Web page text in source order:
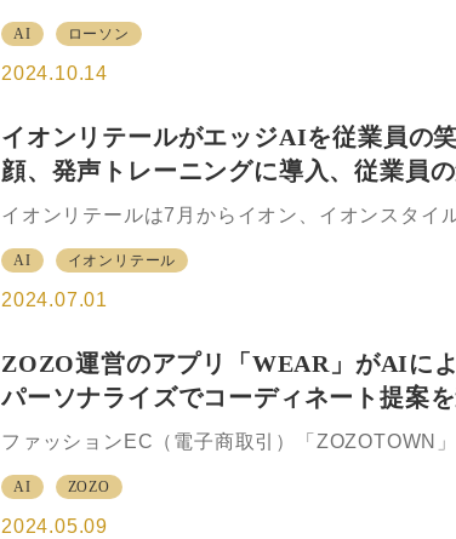
化を図る「DNP販促最適化AI」を導入する。
月からの両社共同の検証を経て効果が認められた
運用を開始する。 今回導入するシステムでは、店
辺の商圏情報（人口動態、3km圏内UU〈ユニーク
ザー〉数など）、広告予算、店舗情報をAIに入力
ことで、新店舗オープン時に実施する個店ごとの
販促において最適な宣伝手法と予算配分を提案す
とができる。 宣伝予算、店舗情報、商圏情報をAI
AI ローソン
2024.10.14
イオンリテールがエッジAIを従業員の笑
顔、発声トレーニングに導入、従業員
とあいさつ実施率が1.６倍に
イオンリテールは7月からイオン、イオンスタイ
いさつ向上を目的とした従業員接客教育に人材育
ためのDX（デジタルトランスフォーメーション）
ニングAI（人工知能）端末「スマイルくん」を導
る。 スマイルくんは、従業員の笑顔や、声量、滑
調子（音程）をリアルタイムにAI分析してスコア
グし、即座にフィードバックすることで、従業員
顔や発声をゲーム感覚で楽しみながら改善するこ
できる端末。 サーバーと通信することなく、デバ
AI イオンリテール
2024.07.01
ZOZO運営のアプリ「WEAR」がAIに
パーソナライズでコーディネート提案
ファッションEC（電子商取引）「ZOZOTOWN
「WEAR」が5月9日に新たな機能やコンテンツを
し、「WEAR by ZOZO」としてリニューアルした
AI ZOZO
2024.05.09